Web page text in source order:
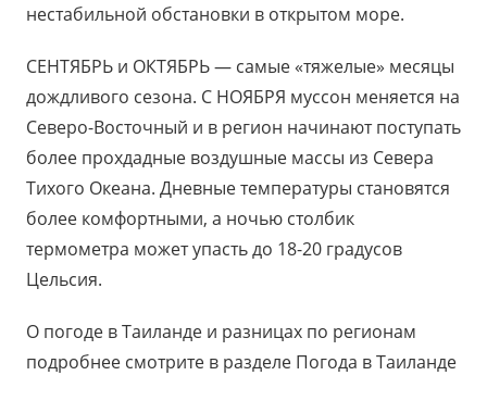
нестабильной обстановки в открытом море.
СЕНТЯБРЬ и ОКТЯБРЬ — самые «тяжелые» месяцы
дождливого сезона. С НОЯБРЯ муссон меняется на
Северо-Восточный и в регион начинают поступать
более прохдадные воздушные массы из Севера
Тихого Океана. Дневные температуры становятся
более комфортными, а ночью столбик
термометра может упасть до 18-20 градусов
Цельсия.
О погоде в Таиланде и разницах по регионам
подробнее смотрите в разделе Погода в Таиланде